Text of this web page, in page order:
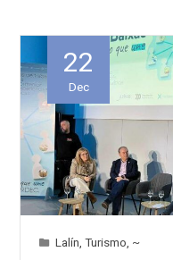
22
Dec
Lalín ,Turismo ~